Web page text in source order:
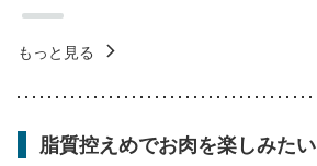
もっと見る
脂質控えめでお肉を楽しみたい